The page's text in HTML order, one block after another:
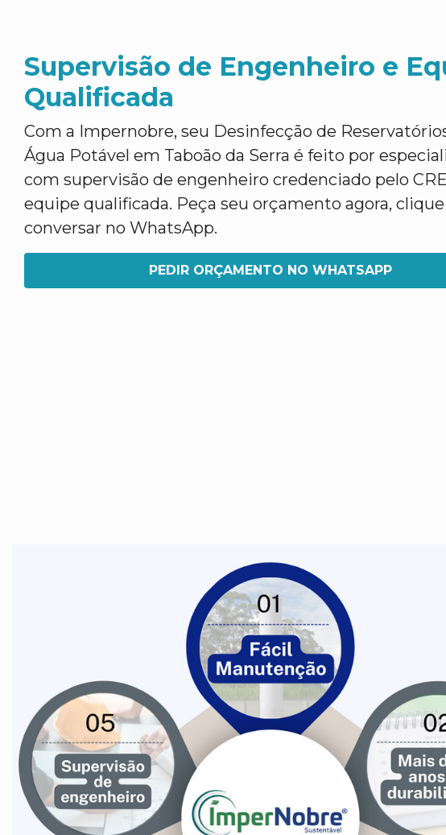
Supervisão de Engenheiro e
Qualificada
Com a Impernobre, seu Desinfecção de
Água Potável em Taboão da Serra é feito por
com supervisão de engenheiro credenciado pelo
equipe qualificada. Peça seu orçamento agora, clique
conversar no WhatsApp.
PEDIR ORÇAMENTO NO WHATSAPP